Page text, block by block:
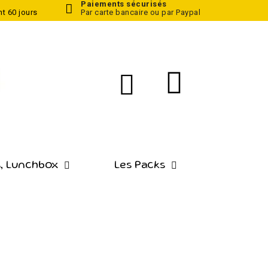
60 jours
Paiements sécurisés
Par carte bancaire ou par Paypal
Lunchbox Les Packs